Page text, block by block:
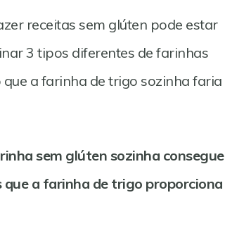
receitas sem glúten pode estar
3 tipos diferentes de farinhas
a farinha de trigo sozinha faria
sem glúten sozinha consegue
a farinha de trigo proporciona